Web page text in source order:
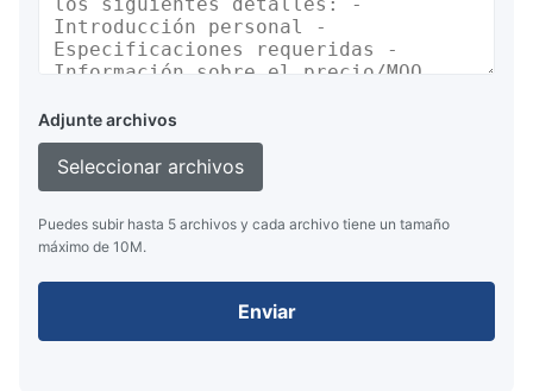
Adjunte archivos
Seleccionar archivos
Puedes subir hasta 5 archivos y cada archivo tiene un tamaño
máximo de 10M.
Enviar